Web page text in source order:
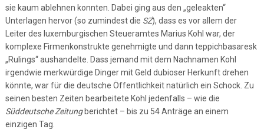
sie kaum ablehnen konnten. Dabei ging aus den „geleakten“
Unterlagen hervor (so zumindest die SZ), dass es vor allem der
Leiter des luxemburgischen Steueramtes Marius Kohl war, der
komplexe Firmenkonstrukte genehmigte und dann teppichbasaresk
„Rulings“ aushandelte. Dass jemand mit dem Nachnamen Kohl
irgendwie merkwürdige Dinger mit Geld dubioser Herkunft drehen
könnte, war für die deutsche Öffentlichkeit natürlich ein Schock. Zu
seinen besten Zeiten bearbeitete Kohl jedenfalls – wie die
Süddeutsche Zeitungberichtet – bis zu 54 Anträge an einem
einzigen Tag.